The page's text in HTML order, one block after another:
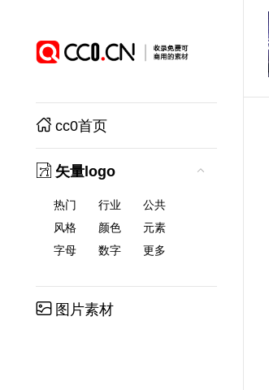
cc0首页
矢量logo
热门 行业
公共
风格
颜色
元素
字母
数字 更多
图片素材